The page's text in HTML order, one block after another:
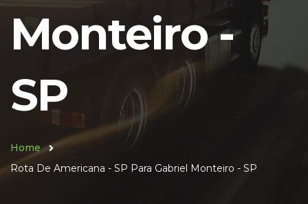
Monteiro -
SP
Home
Rota De Americana - SP Para Gabriel Monteiro - SP